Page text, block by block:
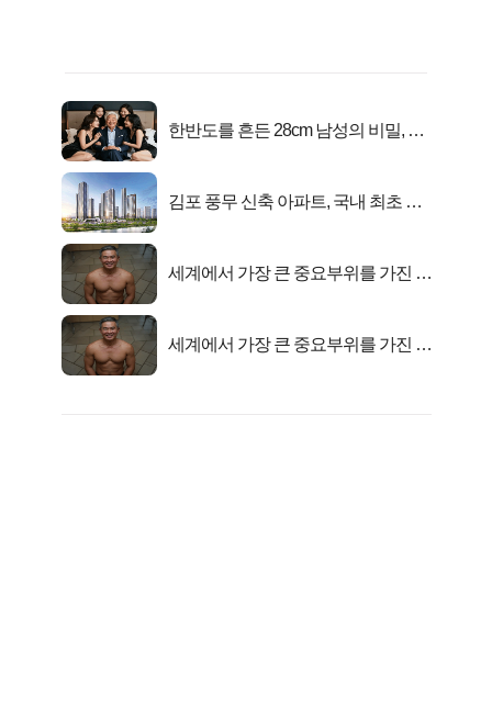
한반도를 흔든 28cm 남성의 비밀, 매
김포 풍무 신축 아파트, 국내 최초 반
세계에서 가장 큰 중요부위를 가진 남
세계에서 가장 큰 중요부위를 가진 남